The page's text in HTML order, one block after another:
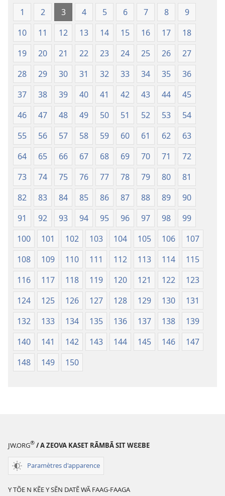
1 2 3 4 5 6 7 8
9
10
11 12 13 14 15 16 17
18
19
20 21 22 23 24 25 26
27
28
29 30 31 32 33 34 35
36
37
38 39 40 41 42 43 44
45
46
47 48 49 50 51 52 53
54
55
56 57 58 59 60 61 62
63
64
65 66 67 68 69 70 71
72
73
74 75 76 77 78 79 80
81
82
83 84 85 86 87 88 89
90
91
92 93 94 95 96 97 98
99
100
101 102 103 104 105 106
107
108
109 110 111 112 113 114
115
116
117 118 119 120 121 122
123
124
125 126 127 128 129 130
131
132
133 134 135 136 137 138
139
140
141 142 143 144 145 146
147
148
149 150
JW.ORG® / A ZEOVA KASET RÃMBÃ SIT WƐƐBE
Paramètres d'apparence
Y TÕE N KẼE Y SẼN DATẼ WÃ FAAG-FAAGA